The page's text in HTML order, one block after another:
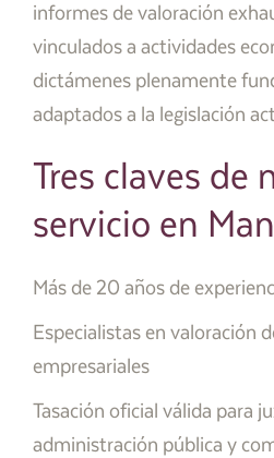
informes de valoración
vinculados a actividades
dictámenes plenamente
adaptados a la legislación
Tres claves de
servicio en
Más de 20 años de
Especialistas en valoración
empresariales
Tasación oficial válida para
administración pública y